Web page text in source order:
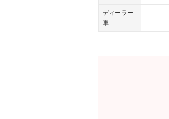
ディーラー
車
－